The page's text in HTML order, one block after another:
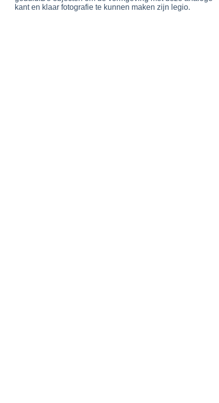
kant en klaar fotografie te kunnen maken zijn legio.